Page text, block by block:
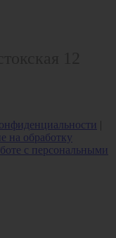
|
на обработку
с персональными